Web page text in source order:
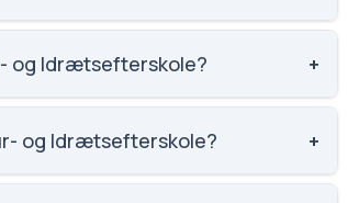
er 7, nummer 945 ud af
og Idrætsefterskole? +
Glarbo, Vesterled 1.
og Idrætsefterskole? +
og Idrætsefterskole.